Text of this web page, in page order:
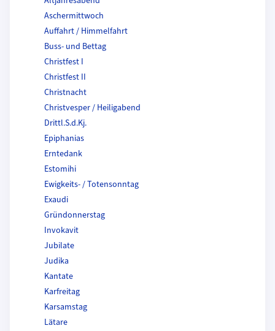
Aschermittwoch
Auffahrt / Himmelfahrt
Buss- und Bettag
Christfest I
Christfest II
Christnacht
Christvesper / Heiligabend
Drittl.S.d.Kj.
Epiphanias
Erntedank
Estomihi
Ewigkeits- / Totensonntag
Exaudi
Gründonnerstag
Invokavit
Jubilate
Judika
Kantate
Karfreitag
Karsamstag
Lätare